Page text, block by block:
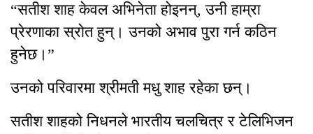
“सतीश शाह केवल अभिनेता होइनन्, उनी हाम्रा
प्रेरणाका स्रोत हुन्। उनको अभाव पुरा गर्न कठिन
हुनेछ।”
उनको परिवारमा श्रीमती मधु शाह रहेका छन्।
सतीश शाहको निधनले भारतीय चलचित्र र टेलिभिजन